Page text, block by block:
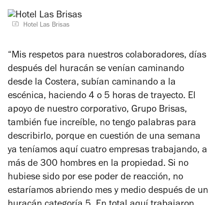
Hotel Las Brisas
“Mis respetos para nuestros colaboradores, días
después del huracán se venían caminando
desde la Costera, subían caminando a la
escénica, haciendo 4 o 5 horas de trayecto. El
apoyo de nuestro corporativo, Grupo Brisas,
también fue increíble, no tengo palabras para
describirlo, porque en cuestión de una semana
ya teníamos aquí cuatro empresas trabajando, a
más de 300 hombres en la propiedad. Si no
hubiese sido por ese poder de reacción, no
estaríamos abriendo mes y medio después de un